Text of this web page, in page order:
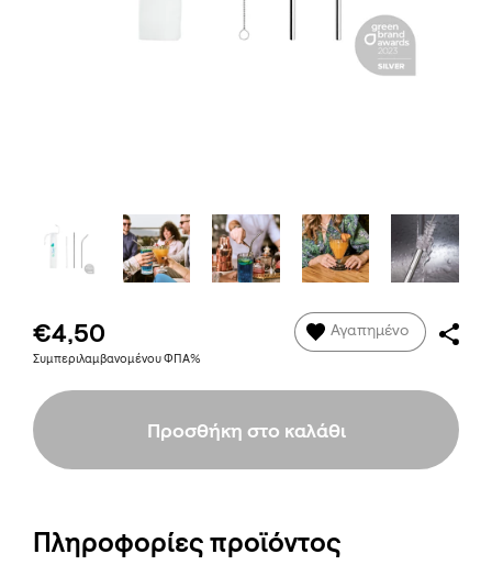
€4,50
Συμπεριλαμβανομένου ΦΠΑ%
Αγαπημένο
Προσθήκη στο καλάθι
Πληροφορίες προϊόντος